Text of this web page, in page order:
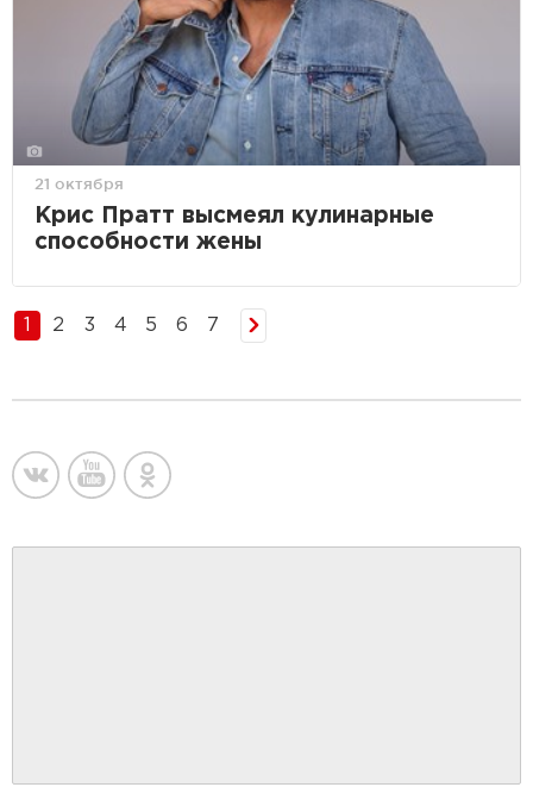
21 октября
Крис Пратт высмеял кулинарные
способности жены
2 3 4 5 6 7